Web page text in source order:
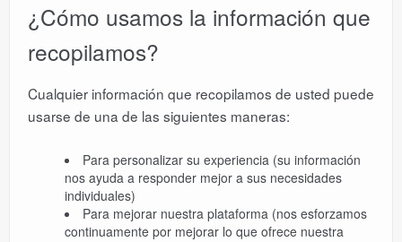
¿Cómo usamos la información que
recopilamos?
Cualquier información que recopilamos de usted puede
usarse de una de las siguientes maneras:
Para personalizar su experiencia (su información
nos ayuda a responder mejor a sus necesidades
individuales)
Para mejorar nuestra plataforma (nos esforzamos
continuamente por mejorar lo que ofrece nuestra